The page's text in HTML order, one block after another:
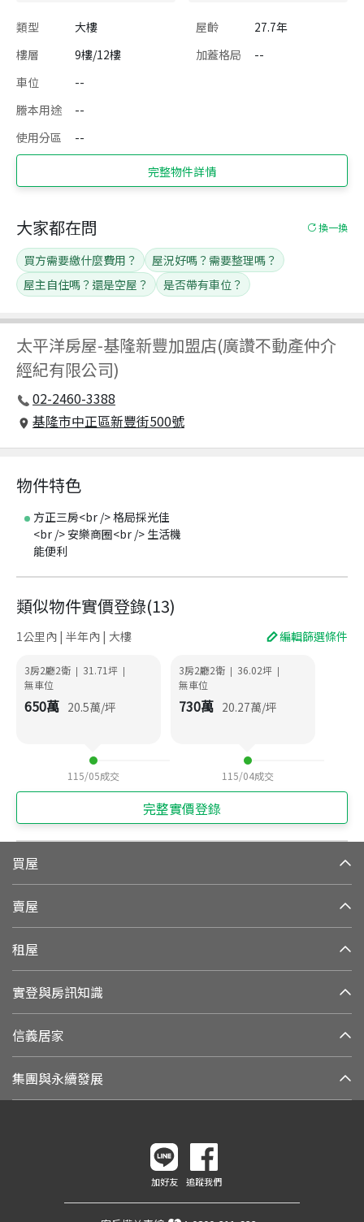
類型 大樓 屋齡
27.7年
樓層
9樓/12樓 加蓋格局
--
車位
--
謄本用途
--
使用分區
--
完整物件詳情
太平洋房屋-基隆新豐加盟店(廣讚不動產仲介
經紀有限公司)
02-2460-3388
基隆市中正區新豐街500號
大家都在問 換一換
買方需要繳什麼費用？
屋況好嗎？需要整理嗎？
屋主自住嗎？還是空屋？
是否帶有車位？
物件特色
方正三房<br /> 格局採光佳
<br /> 安樂商圈<br /> 生活機
能便利
類似物件實價登錄(13)
1公里內 | 半年內 | 大樓 編輯篩選條件
3房2廳2衛 | 31.71坪 |
無車位
650萬 20.5萬/坪
115/05成交
3房2廳2衛 | 36.02坪 |
無車位
730萬 20.27萬/坪
115/04成交
完整實價登錄
買屋
賣屋
租屋
實登與房訊知識
信義居家
集團與永續發展
加好友 追蹤我們